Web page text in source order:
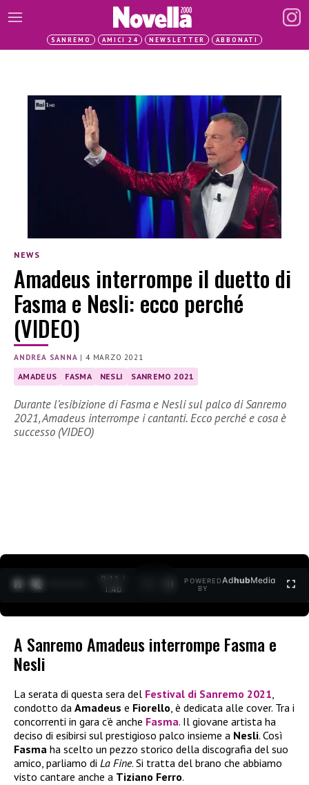
SANREMO AMICI 24 NEWSLETTER ABBONATI
NEWS
Amadeus interrompe il duetto di
Fasma e Nesli: ecco perché
(VIDEO)
ANDREA SANNA |4 MARZO 2021
AMADEUS FASMA NESLI SANREMO 2021
Durante l’esibizione di Fasma e Nesli sul palco di Sanremo
2021, Amadeus interrompe i cantanti. Ecco perché e cosa è
successo (VIDEO)
0:11 /
1:40
POWERED
BY
AdhubMedia
A Sanremo Amadeus interrompe Fasma e
Nesli
La serata di questa sera del Festival di Sanremo 2021,
condotto da Amadeus e Fiorello, è dedicata alle cover. Tra i
concorrenti in gara c’è anche Fasma. Il giovane artista ha
deciso di esibirsi sul prestigioso palco insieme a Nesli. Così
Fasma ha scelto un pezzo storico della discografia del suo
amico, parliamo di La Fine. Si tratta del brano che abbiamo
visto cantare anche a Tiziano Ferro.